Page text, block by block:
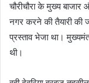
चौरीचौरा के मुख्य बाजार
नगर करने की तैयारी की
प्रस्ताव भेजा था।
थी।